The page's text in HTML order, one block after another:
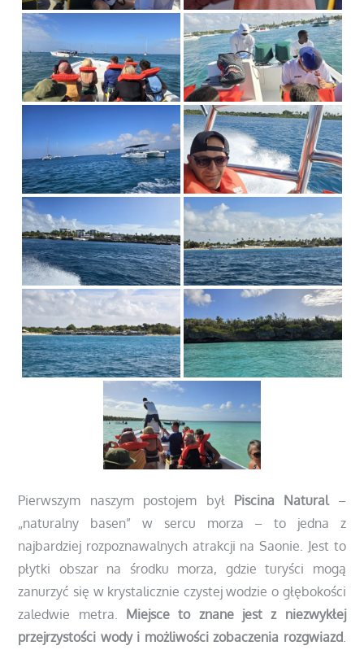
Pierwszym naszym postojem był Piscina Natural–
„naturalny basen” w sercu morza –to jedna z
najbardziej rozpoznawalnych atrakcji na Saonie. Jest to
płytki obszar na środku morza, gdzie turyści mogą
zanurzyć się w krystalicznie czystej wodzie o głębokości
zaledwie metra. Miejsce to znane jest z niezwykłej
przejrzystości wody i możliwości zobaczenia rozgwiazd.